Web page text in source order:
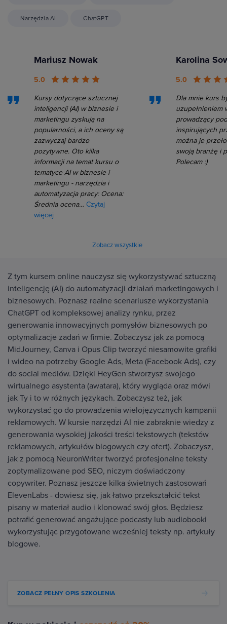
Narzędzia AI ChatGPT
Mariusz Nowak
5.0
Kursy dotyczące sztucznej
inteligencji (AI) w biznesie i
marketingu zyskują na
popularności, a ich oceny są
zazwyczaj bardzo
pozytywne. Oto kilka
informacji na temat kursu o
tematyce AI w biznesie i
marketingu - narzędzia i
automatyzacja pracy: Ocena:
Średnia ocena… Czytaj
więcej
Karolina
5.0
Dla mnie kurs
uzupełnieniem
prowadzący
inspirujących
można je
swoją branżę i
Polecam :)
Zobacz wszystkie
Z tym kursem online nauczysz się wykorzystywać sztuczną
inteligencję (AI) do automatyzacji działań marketingowych i
biznesowych. Poznasz realne scenariusze wykorzystania
ChatGPT od kompleksowej analizy rynku, przez
generowania innowacyjnych pomysłów biznesowych po
optymalizacje zadań w firmie. Zobaczysz jak za pomocą
MidJourney, Canva i Opus Clip tworzyć niesamowite grafiki
i wideo na potrzeby Google Ads, Meta (Facebook Ads), czy
do social mediów. Dzięki HeyGen stworzysz swojego
wirtualnego asystenta (awatara), który wygląda oraz mówi
jak Ty i to w różnych językach. Zobaczysz też, jak
wykorzystać go do prowadzenia wielojęzycznych kampanii
reklamowych. W kursie narzędzi AI nie zabraknie wiedzy z
generowania wysokiej jakości treści tekstowych (tekstów
reklamowych, artykułów blogowych czy ofert). Zobaczysz,
jak z pomocą NeuronWriter tworzyć profesjonalne teksty
zoptymalizowane pod SEO, niczym doświadczony
copywriter. Poznasz jeszcze kilka świetnych zastosowań
ElevenLabs - dowiesz się, jak łatwo przekształcić tekst
pisany w materiał audio i klonować swój głos. Będziesz
potrafić generować angażujące podcasty lub audiobooki
wykorzystując przygotowane wcześniej teksty np. artykuły
blogowe.
ZOBACZ PEŁNY OPIS SZKOLENIA